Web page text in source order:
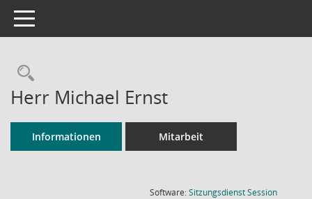
Toggle navigation
Rechercheauswahl
Herr Michael Ernst
Informationen Mitarbeit
Software:SitzungsdienstSession(Wird in